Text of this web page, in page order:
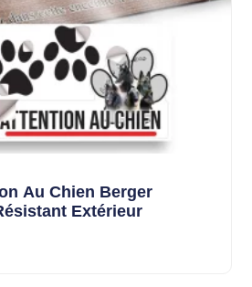
Au Chien Berger
Extérieur